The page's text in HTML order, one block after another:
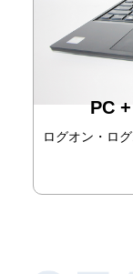
PC
ログオン・ロ